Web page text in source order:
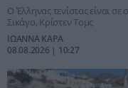
Ο Έλληνας τενίστας είναι
Σικάγο, Κρίστεν Τομς
ΙΩΑΝΝΑ ΚΑΡΑ
08.08.2026 | 10:27